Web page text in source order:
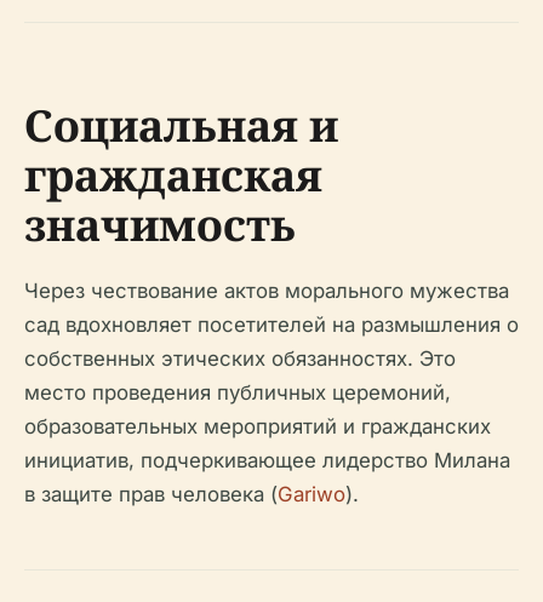
Социальная и
гражданская
значимость
Через чествование актов морального мужества
сад вдохновляет посетителей на размышления о
собственных этических обязанностях. Это
место проведения публичных церемоний,
образовательных мероприятий и гражданских
инициатив, подчеркивающее лидерство Милана
в защите прав человека (Gariwo).